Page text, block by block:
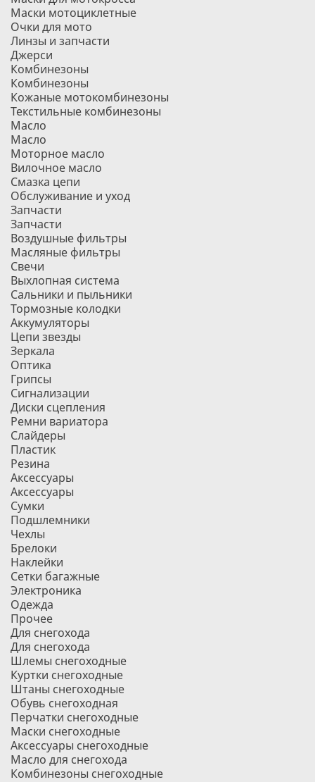
Маски мотоциклетные
Очки для мото
Линзы и запчасти
Джерси
Комбинезоны
Комбинезоны
Кожаные мотокомбинезоны
Текстильные комбинезоны
Масло
Масло
Моторное масло
Вилочное масло
Смазка цепи
Обслуживание и уход
Запчасти
Запчасти
Воздушные фильтры
Масляные фильтры
Свечи
Выхлопная система
Сальники и пыльники
Тормозные колодки
Аккумуляторы
Цепи звезды
Зеркала
Оптика
Грипсы
Сигнализации
Диски сцепления
Ремни вариатора
Слайдеры
Пластик
Резина
Аксессуары
Аксессуары
Сумки
Подшлемники
Чехлы
Брелоки
Наклейки
Сетки багажные
Электроника
Одежда
Прочее
Для снегохода
Для снегохода
Шлемы снегоходные
Куртки снегоходные
Штаны снегоходные
Обувь снегоходная
Перчатки снегоходные
Маски снегоходные
Аксессуары снегоходные
Масло для снегохода
Комбинезоны снегоходные